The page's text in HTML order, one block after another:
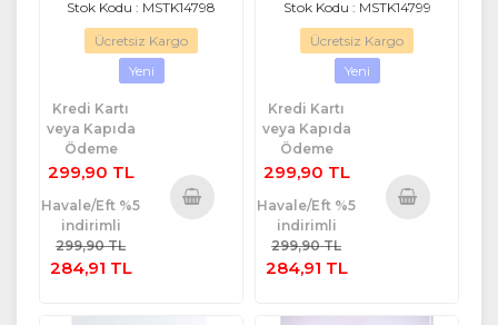
Stok Kodu : MSTK14798
Ücretsiz Kargo
Yeni
Kredi Kartı
veya Kapıda
Ödeme
299,90 TL
Havale/Eft %5
indirimli
299,90 TL
284,91 TL
Stok Kodu : MSTK14799
Ücretsiz Kargo
Yeni
Kredi Kartı
veya Kapıda
Ödeme
299,90 TL
Havale/Eft %5
indirimli
299,90 TL
284,91 TL